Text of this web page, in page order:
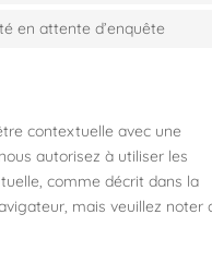
en attente d’enquête
contextuelle avec une
autorisez à utiliser les
comme décrit dans la
mais veuillez noter